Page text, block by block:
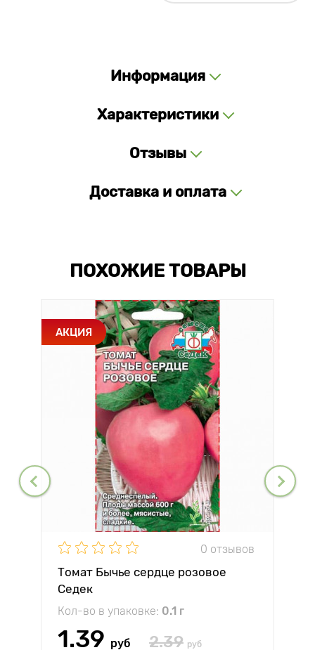
Информация
Характеристики
Отзывы
Доставка и оплата
ПОХОЖИЕ ТОВАРЫ
АКЦИЯ
0 отзывов
Томат Бычье сердце розовое
Седек
Кол-во в упаковке: 0.1 г
1.39 руб 2.39 руб